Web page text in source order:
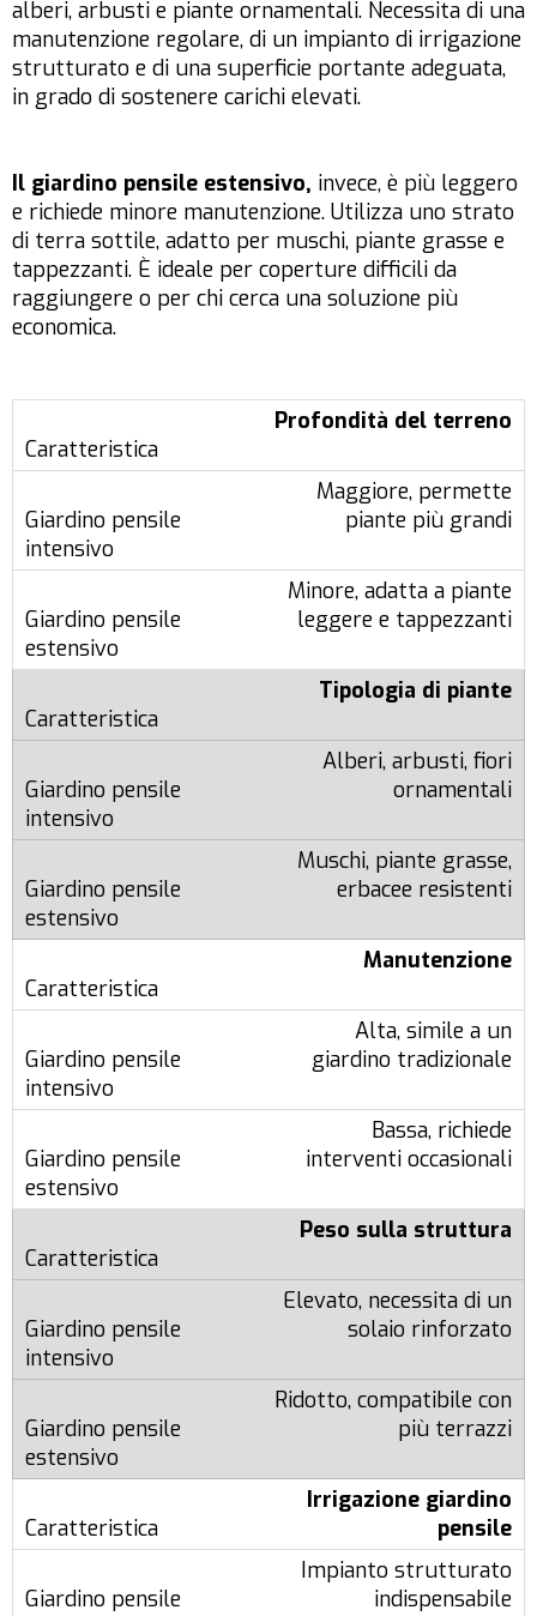
alberi, arbusti e piante ornamentali. Necessita di una
manutenzione regolare, di un impianto di irrigazione
strutturato e di una superficie portante adeguata,
in grado di sostenere carichi elevati.
Il giardino pensile estensivo, invece, è più leggero
e richiede minore manutenzione. Utilizza uno strato
di terra sottile, adatto per muschi, piante grasse e
tappezzanti. È ideale per coperture difficili da
raggiungere o per chi cerca una soluzione più
economica.
Profondità del terreno
Maggiore, permette
piante più grandi
Minore, adatta a piante
leggere e tappezzanti
Tipologia di piante
Alberi, arbusti, fiori
ornamentali
Muschi, piante grasse,
erbacee resistenti
Manutenzione
Alta, simile a un
giardino tradizionale
Bassa, richiede
interventi occasionali
Peso sulla struttura
Elevato, necessita di un
solaio rinforzato
Ridotto, compatibile con
più terrazzi
Irrigazione giardino
pensile
Impianto strutturato
indispensabile